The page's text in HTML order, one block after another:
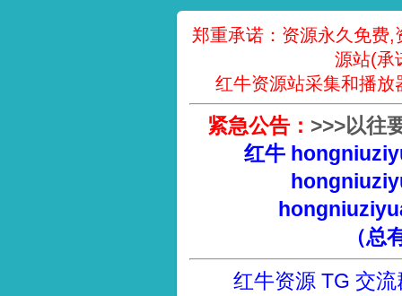
郑重承诺：资源永久免费
源站(承
红牛资源站采集和播放
紧急公告： >>>以往
红牛
（总
红牛资源 TG 交流